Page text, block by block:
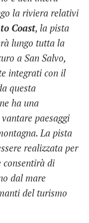
la riviera relativi
Coast, la pista
lungo tutta la
a San Salvo,
integrati con il
questa
ha una
paesaggi
La pista
realizzata per
consentirà di
dal mare
del turismo